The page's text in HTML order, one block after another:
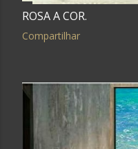
ROSA A COR.
Compartilhar